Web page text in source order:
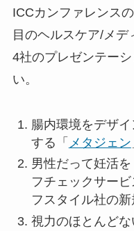
ICCカンファレンス
目のヘルスケア/メ
4社のプレゼンテー
い。
腸内環境をデザ
する「 メタジェン
男性だって妊活
フチェックサービ
フスタイル社の
視力のほとんど